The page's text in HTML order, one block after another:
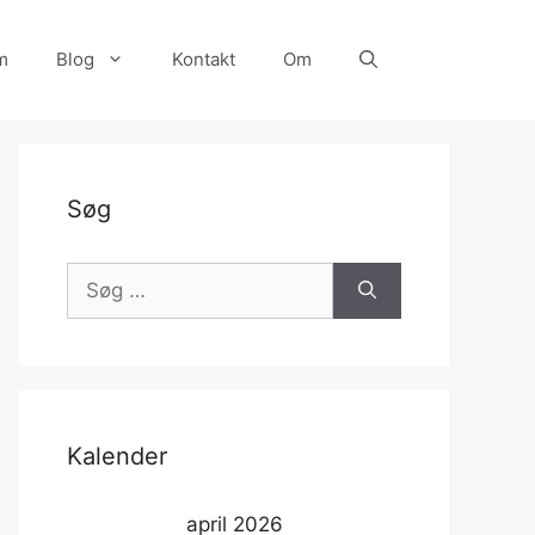
Blog Kontakt Om
Søg
Søg
efter:
Kalender
april 2026